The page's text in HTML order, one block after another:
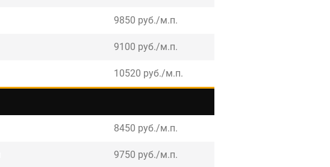
9850 руб./м.п.
9100 руб./м.п.
10520 руб./м.п.
8450 руб./м.п.
9750 руб./м.п.